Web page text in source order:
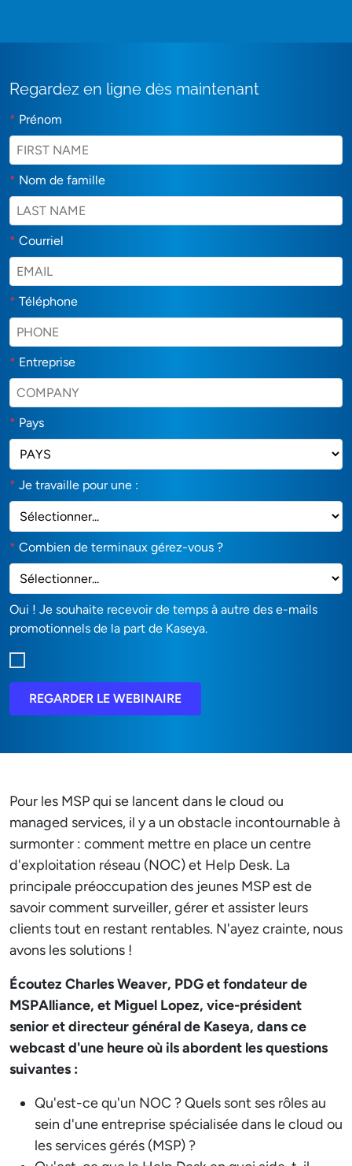
Regardez en ligne dès maintenant
* Prénom
* Nom de famille
* Courriel
* Téléphone
* Entreprise
* Pays
* Je travaille pour une :
* Combien de terminaux gérez-vous ?
Oui ! Je souhaite recevoir de temps à autre des e-mails
promotionnels de la part de Kaseya.
REGARDER LE WEBINAIRE
Pour les MSP qui se lancent dans le cloud ou
managed services, il y a un obstacle incontournable à
surmonter : comment mettre en place un centre
d'exploitation réseau (NOC) et Help Desk. La
principale préoccupation des jeunes MSP est de
savoir comment surveiller, gérer et assister leurs
clients tout en restant rentables. N'ayez crainte, nous
avons les solutions !
Écoutez Charles Weaver, PDG et fondateur de
MSPAlliance, et Miguel Lopez, vice-président
senior et directeur général de Kaseya, dans ce
webcast d'une heure où ils abordent les questions
suivantes :
Qu'est-ce qu'un NOC ? Quels sont ses rôles au
sein d'une entreprise spécialisée dans le cloud ou
les services gérés (MSP) ?